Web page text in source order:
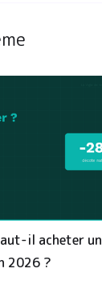
il acheter un
2026 ?